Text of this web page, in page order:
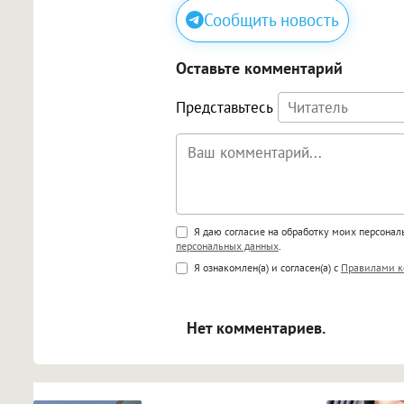
Сообщить новость
Оставьте комментарий
Представьтесь
Поддержка HTML
<b>, <strong>, <u>, <i>, <em>,
<blockquote>, <code>
Я даю согласие на обработку моих
персональных данных.
Я ознакомлен(а) и согласен(а) с Правилами
Нет комментариев.